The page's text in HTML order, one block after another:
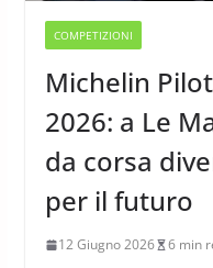
COMPETIZIONI
Michelin
2026: a Le
da corsa
per il futuro
12 Giugno 2026 6 min